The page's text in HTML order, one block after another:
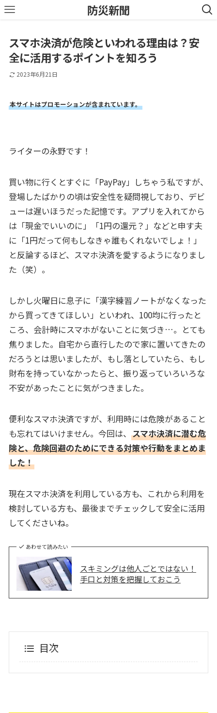
防災新聞
スマホ決済が危険といわれる理由は？安
全に活用するポイントを知ろう
2023年6月21日
本サイトはプロモーションが含まれています。
ライターの永野です！
買い物に行くとすぐに「PayPay」しちゃう私ですが、
登場したばかりの頃は安全性を疑問視しており、デビ
ューは遅いほうだった記憶です。アプリを入れてから
は「現金でいいのに」「1円の還元？」などと申す夫
に「1円だって何もしなきゃ誰もくれないでしょ！」
と反論するほど、スマホ決済を愛するようになりまし
た（笑）。
しかし火曜日に息子に「漢字練習ノートがなくなった
から買ってきてほしい」といわれ、100均に行ったと
ころ、会計時にスマホがないことに気づき…。とても
焦りました。自宅から直行したので家に置いてきたの
だろうとは思いましたが、もし落としていたら、もし
財布を持っていなかったらと、振り返っていろいろな
不安があったことに気がつきました。
便利なスマホ決済ですが、利用時には危険があること
も忘れてはいけません。今回は、 スマホ決済に潜む危
険と、危険回避のためにできる対策や行動をまとめま
した！
現在スマホ決済を利用している方も、これから利用を
検討している方も、最後までチェックして安全に活用
してくださいね。
あわせて読みたい
スキミングは他人ごとではない！
手口と対策を把握しておこう
目次